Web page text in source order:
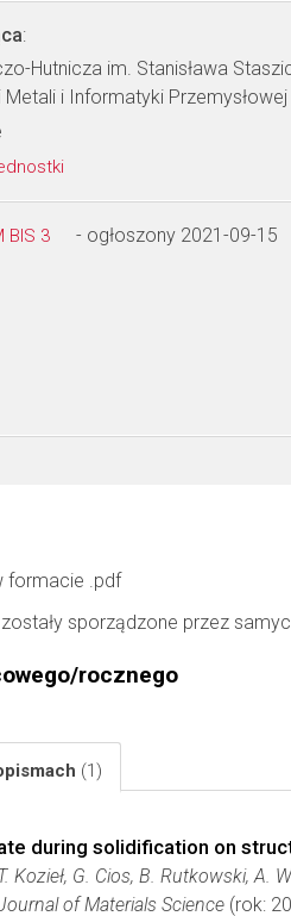
:
Hutnicza im. Stanisława
Metali i Informatyki Przemysłowej
BIS 3 - ogłoszony 2021-09-15
formacie .pdf
sporządzone przez
rocznego
(1)
during solidification on
Kozieł, G. Cios, B. Rutkowski, A.
of Materials Science (rok: